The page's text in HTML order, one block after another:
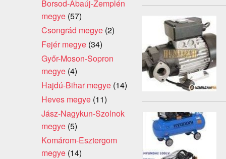
Borsod-Abaúj-Zemplén
megye (57)
Csongrád megye (2)
Fejér megye (34)
Győr-Moson-Sopron
megye (4)
Hajdú-Bihar megye (14)
Heves megye (11)
Jász-Nagykun-Szolnok
megye (5)
Komárom-Esztergom
megye (14)